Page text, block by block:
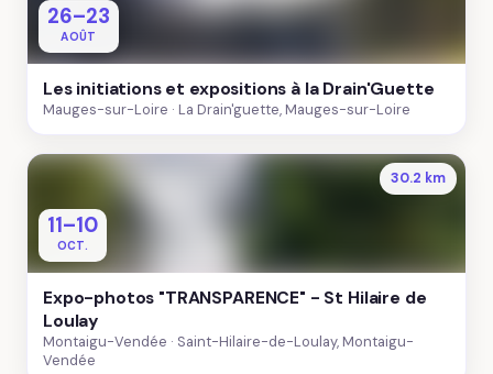
26–23
AOÛT
Les initiations et expositions à la Drain'Guette
Mauges-sur-Loire La Drain'guette, Mauges-sur-Loire
30.2 km
11–10
OCT.
Expo-photos "TRANSPARENCE" - St Hilaire de
Loulay
Montaigu-Vendée
Saint-Hilaire-de-Loulay, Montaigu-
Vendée